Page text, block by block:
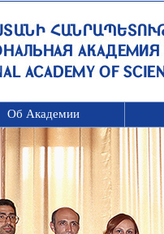
Об Академии